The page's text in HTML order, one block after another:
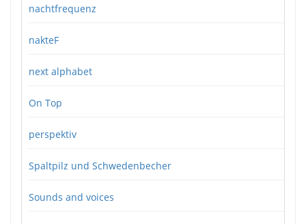
nachtfrequenz
nakteF
next alphabet
On Top
perspektiv
Spaltpilz und Schwedenbecher
Sounds and voices